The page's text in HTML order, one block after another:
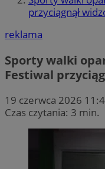
przyciągnął
reklama
Sporty walki
Festiwal
19 czerwca 2026
Czas czytania: 3 min.